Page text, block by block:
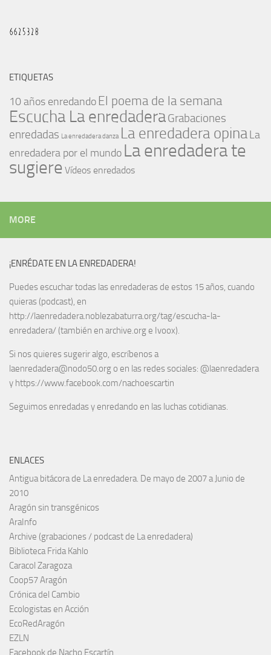
ETIQUETAS
10 años enredando El poema de la semana
Escucha La enredaderaGrabaciones
enredadas La enredadera danza La enredadera opinaLa
enredadera por el mundo La enredadera te
sugiere Vídeos enredados
MORE
¡ENRÉDATE EN LA ENREDADERA!
Puedes escuchar todas las enredaderas de estos 15 años, cuando
quieras (podcast), en
http://laenredadera.noblezabaturra.org/tag/escucha-la-
enredadera/ (también en archive.org e Ivoox).
Si nos quieres sugerir algo, escríbenos a
laenredadera@nodo50.org o en las redes sociales: @laenredadera
y https://www.facebook.com/nachoescartin
Seguimos enredadas y enredando en las luchas cotidianas.
ENLACES
Antigua bitácora de La enredadera. De mayo de 2007 a Junio de
2010
Aragón sin transgénicos
AraInfo
Archive (grabaciones / podcast de La enredadera)
Biblioteca Frida Kahlo
Caracol Zaragoza
Coop57 Aragón
Crónica del Cambio
Ecologistas en Acción
EcoRedAragón
EZLN
Facebook de Nacho Escartín